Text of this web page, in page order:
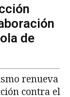
de
renueva
contra el